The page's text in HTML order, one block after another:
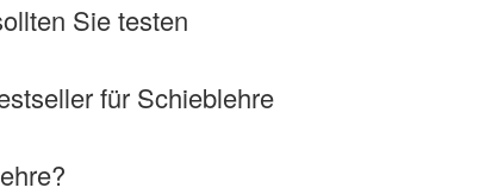
Sie testen
für Schieblehre